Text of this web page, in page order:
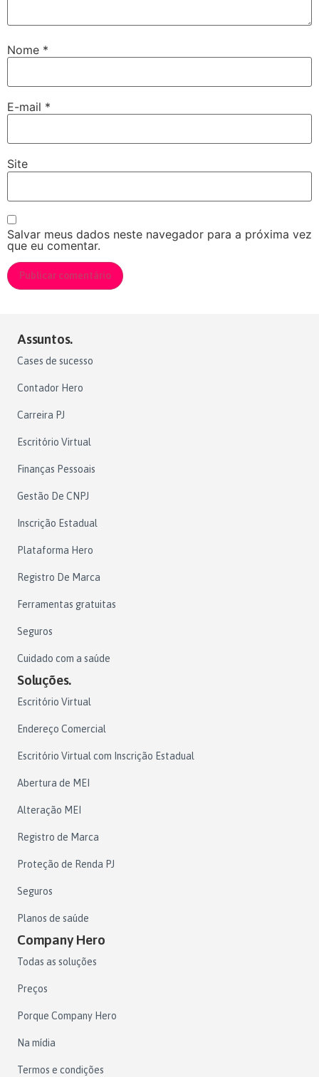
Nome *
E-mail *
Site
Salvar meus dados neste navegador para a próxima vez
que eu comentar.
Assuntos.
Cases de sucesso
Contador Hero
Carreira PJ
Escritório Virtual
Finanças Pessoais
Gestão De CNPJ
Inscrição Estadual
Plataforma Hero
Registro De Marca
Ferramentas gratuitas
Seguros
Cuidado com a saúde
Soluções.
Escritório Virtual
Endereço Comercial
Escritório Virtual com Inscrição Estadual
Abertura de MEI
Alteração MEI
Registro de Marca
Proteção de Renda PJ
Seguros
Planos de saúde
Company Hero
Todas as soluções
Preços
Porque Company Hero
Na mídia
Termos e condições